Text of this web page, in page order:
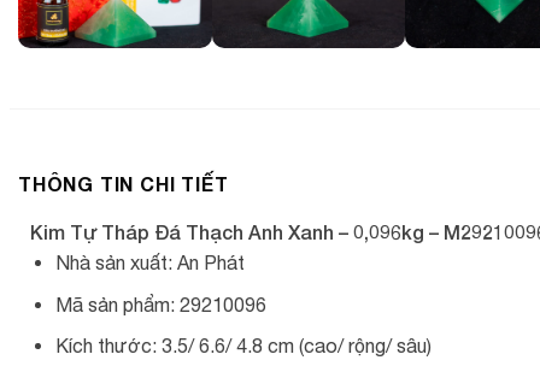
THÔNG TIN CHI TIẾT
Kim Tự Tháp Đá Thạch Anh Xanh – 0,096kg –
Nhà sản xuất: An Phát
Mã sản phẩm: 29210096
Kích thước: 3.5/ 6.6/ 4.8 cm (cao/ rộng/ sâu)